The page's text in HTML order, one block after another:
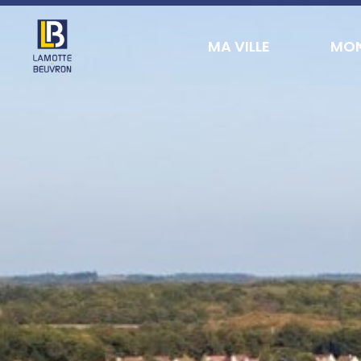
principal
MA VILLE